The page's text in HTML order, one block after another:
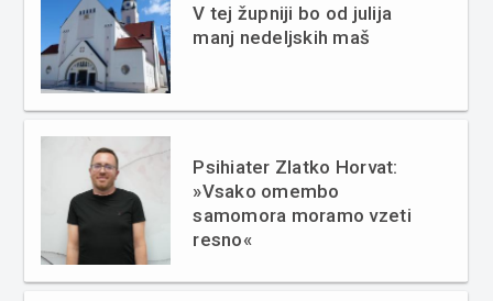
V tej župniji bo od julija
manj nedeljskih maš
Psihiater Zlatko Horvat:
»Vsako omembo
samomora moramo vzeti
resno«